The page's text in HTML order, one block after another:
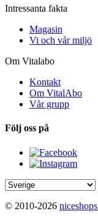
Intressanta fakta
Magasin
Vi och vår miljö
Om Vitalabo
Kontakt
Om VitalAbo
Vår grupp
Följ oss på
© 2010-2026